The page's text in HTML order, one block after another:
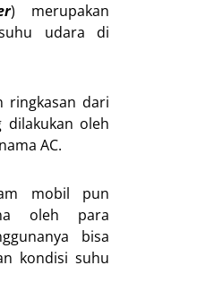
) merupakan
udara di
ringkasan dari
dilakukan oleh
AC.
mobil pun
oleh para
bisa
kondisi suhu